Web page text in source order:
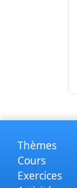
Thèmes
Cours
Exercices